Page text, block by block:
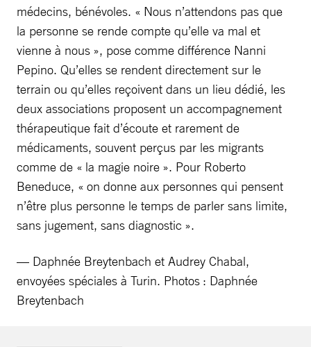
médecins, bénévoles. « Nous n’attendons pas que
la personne se rende compte qu’elle va mal et
vienne à nous », pose comme différence Nanni
Pepino. Qu’elles se rendent directement sur le
terrain ou qu’elles reçoivent dans un lieu dédié, les
deux associations proposent un accompagnement
thérapeutique fait d’écoute et rarement de
médicaments, souvent perçus par les migrants
comme de « la magie noire ». Pour Roberto
Beneduce, « on donne aux personnes qui pensent
n’être plus personne le temps de parler sans limite,
sans jugement, sans diagnostic ».
— Daphnée Breytenbach et Audrey Chabal,
envoyées spéciales à Turin. Photos : Daphnée
Breytenbach